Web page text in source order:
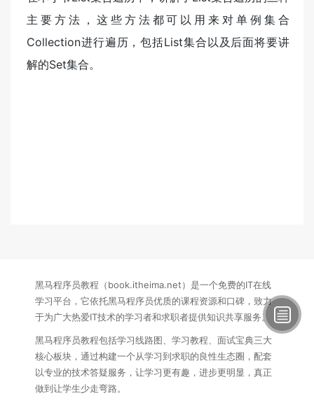
主要方法，这些方法都可以用来对单例集合
Collection进行遍历，包括List集合以及后面将要讲
解的Set集合。
黑马程序员教程（book.itheima.net）是一个免费的IT在线
学习平台，它依托黑马程序员优质的课程资源和口碑，致力
于为广大热爱IT技术的学习者和求职者提供知识共享服务。
黑马程序员教程包括学习线路图、学习教程、面试宝典三大
核心板块，通过构建一个从学习到求职的良性生态圈，配套
以专业的技术答疑服务，让学习更有趣，进步更明显，真正
做到让学生少走弯路。